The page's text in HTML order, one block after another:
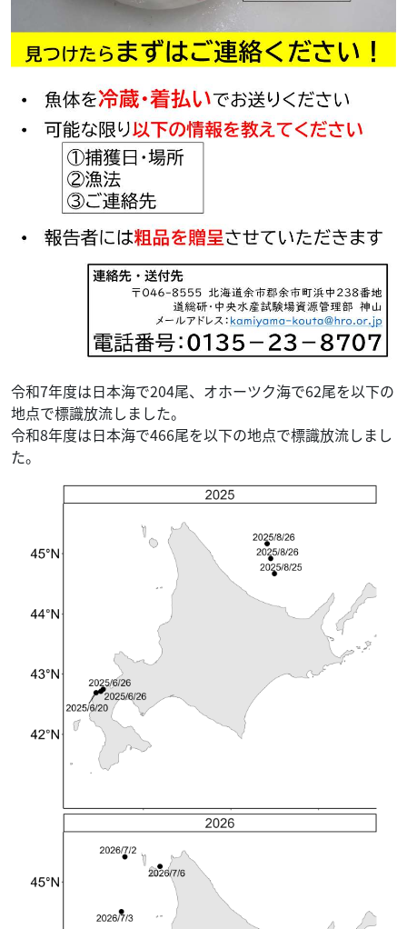
令和7年度は日本海で204尾、オホーツク海で62尾を以下の
地点で標識放流しました。
令和8年度は日本海で466尾を以下の地点で標識放流しまし
た。